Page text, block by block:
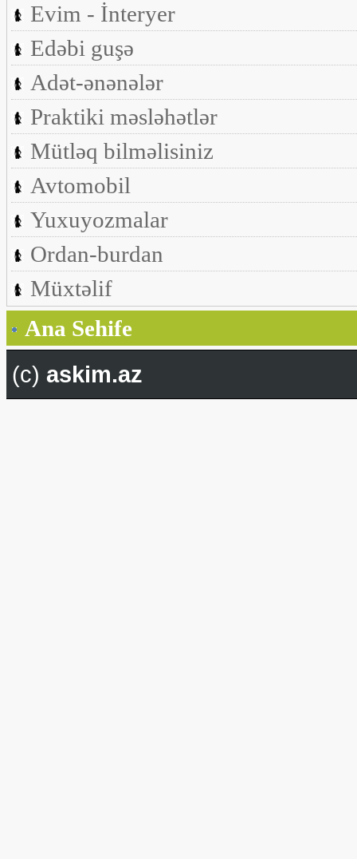
Evim - İnteryer
Edəbi guşə
Adət-ənənələr
Praktiki məsləhətlər
Mütləq bilməlisiniz
Avtomobil
Yuxuyozmalar
Ordan-burdan
Müxtəlif
Ana Sehife
(c) askim.az